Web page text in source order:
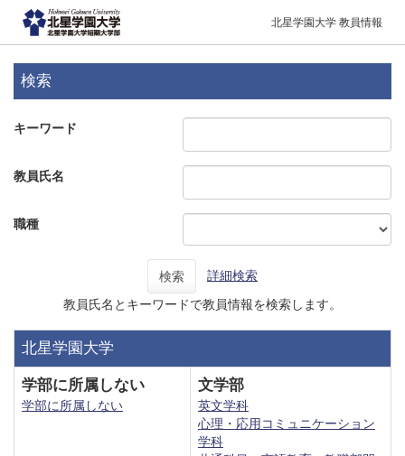
北星学園大学 教員情報
検索
キーワード
教員氏名
職種
検索 詳細検索
教員氏名とキーワードで教員情報を検索します。
北星学園大学
学部に所属しない
学部に所属しない
文学部
英文学科
心理・応用コミュニケーション
学科